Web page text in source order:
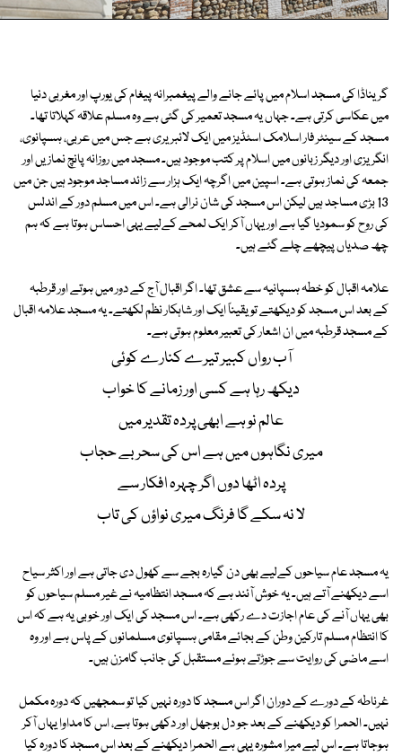
گریناڈا کی مسجد اسلام میں پائے جانے والے پیغمبرانہ پیغام کی یورپ اور مغربی دنیا
میں عکاسی کرتی ہے۔ جہاں یہ مسجد تعمیر کی گئی ہے وہ مسلم علاقہ کہلاتا تھا۔
مسجد کے سینٹر فار اسلامک اسٹڈیز میں ایک لائبریری ہے جس میں عربی، ہسپانوی،
انگریزی اور دیگر زبانوں میں اسلام پر کتب موجود ہیں۔ مسجد میں روزانہ پانچ نمازیں اور
جمعہ کی نماز ہوتی ہے۔ اسپین میں اگرچہ ایک ہزار سے زائد مساجد موجود ہیں جن میں
13 بڑی مساجد ہیں لیکن اس مسجد کی شان نرالی ہے۔ اس میں مسلم دور کے اندلس
کی روح کو سمودیا گیا ہے اور یہاں آکر ایک لمحے کےلیے یہی احساس ہوتا ہے کہ ہم
چھ صدیاں پیچھے چلے گئے ہیں۔
علامہ اقبال کو خطہ ہسپانیہ سے عشق تھا۔ اگر اقبال آج کے دور میں ہوتے اور قرطبہ
کے بعد اس مسجد کو دیکھتے تو یقیناً ایک اور شاہکار نظم لکھتے۔ یہ مسجد علامہ اقبال
کے مسجد قرطبہ میں ان اشعار کی تعبیر معلوم ہوتی ہے۔
آب رواں کبیر تیرے کنارے کوئی
دیکھ رہا ہے کسی اور زمانے کا خواب
عالم نو ہے ابھی پردہ تقدیر میں
میری نگاہوں میں ہے اس کی سحر بے حجاب
پردہ اٹھا دوں اگر چہرہ افکار سے
لا نہ سکے گا فرنگ میری نواؤں کی تاب
یہ مسجد عام سیاحوں کےلیے بھی دن گیارہ بجے سے کھول دی جاتی ہے اور اکثر سیاح
اسے دیکھنے آتے ہیں۔ یہ خوش آئند ہے کہ مسجد انتظامیہ نے غیر مسلم سیاحوں کو
بھی یہاں آنے کی عام اجازت دے رکھی ہے۔ اس مسجد کی ایک اور خوبی یہ ہے کہ اس
کا انتظام مسلم تارکین وطن کے بجائے مقامی ہسپانوی مسلمانوں کے پاس ہے اور وہ
اسے ماضی کی روایت سے جوڑتے ہوئے مستقبل کی جانب گامزن ہیں۔
غرناطہ کے دورے کے دوران اگر اس مسجد کا دورہ نہیں کیا تو سمجھیں کہ دورہ مکمل
نہیں۔ الحمرا کو دیکھنے کے بعد جو دل بوجھل اور دکھی ہوتا ہے، اس کا مداوا یہاں آکر
ہوجاتا ہے۔ اس لیے میرا مشورہ یہی ہے الحمرا دیکھنے کے بعد اس مسجد کا دورہ کیا